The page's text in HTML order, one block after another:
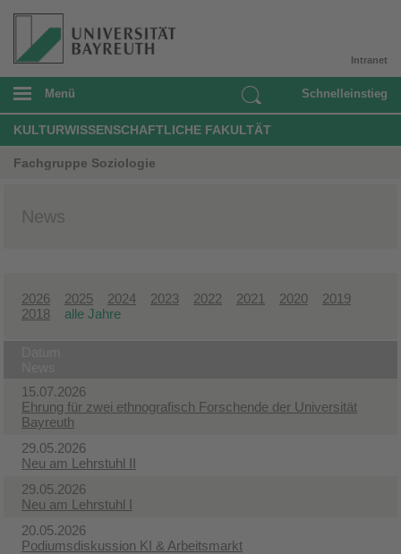
Intranet
Menü Schnelleinstieg
KULTURWISSENSCHAFTLICHE FAKULTÄT
Fachgruppe Soziologie
News
2026 2025 2024 2023 2022 2021 2020
2019
2018
alle Jahre
15.07.2026
Ehrung für zwei ethnografisch Forschende der Universität
Bayreuth
29.05.2026
Neu am Lehrstuhl II
29.05.2026
Neu am Lehrstuhl I
20.05.2026
Podiumsdiskussion KI & Arbeitsmarkt